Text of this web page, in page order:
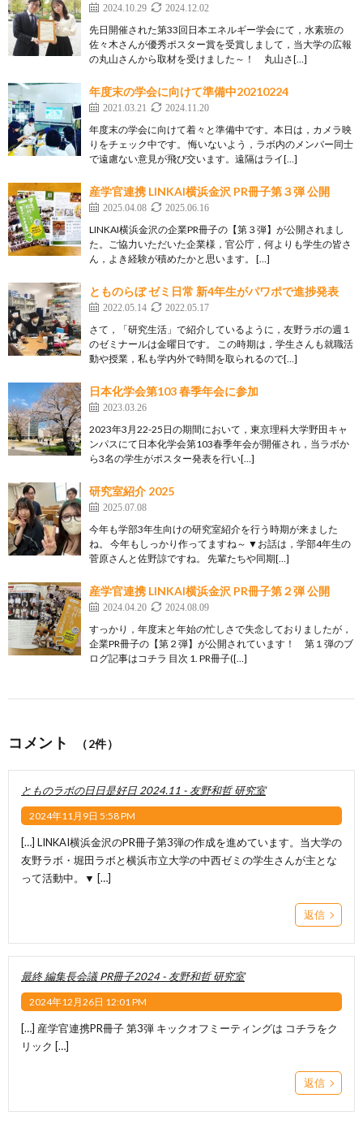
2024.10.29 2024.12.02
先日開催された第33回日本エネルギー学会にて，水素班の
佐々木さんが優秀ポスター賞を受賞しまして，当大学の広報
の丸山さんから取材を受けました～！ 丸山さ[…]
年度末の学会に向けて準備中20210224
2021.03.21 2024.11.20
年度末の学会に向けて着々と準備中です。本日は，カメラ映
りをチェック中です。 悔いないよう，ラボ内のメンバー同士
で遠慮ない意見が飛び交います。遠隔はライ[…]
産学官連携 LINKAI横浜金沢 PR冊子第３弾 公開
2025.04.08 2025.06.16
LINKAI横浜金沢の企業PR冊子の【第３弾】が公開されまし
た。ご協力いただいた企業様，官公庁，何よりも学生の皆さ
ん，よき経験が積めたかと思います。 […]
とものらぼ ゼミ日常 新4年生がパワポで進捗発表
2022.05.14 2022.05.17
さて，「研究生活」で紹介しているように，友野ラボの週１
のゼミナールは金曜日です。 この時期は，学生さんも就職活
動や授業，私も学内外で時間を取られるので[…]
日本化学会第103 春季年会に参加
2023.03.26
2023年3月22-25日の期間において，東京理科大学野田キャ
ンパスにて日本化学会第103春季年会が開催され，当ラボか
ら3名の学生がポスター発表を行い[…]
研究室紹介 2025
2025.07.08
今年も学部3年生向けの研究室紹介を行う時期が来ました
ね。 今年もしっかり作ってますね～ ▼お話は，学部4年生の
菅原さんと佐野諒ですね。 先輩たちや同期[…]
産学官連携 LINKAI横浜金沢 PR冊子第２弾 公開
2024.04.20 2024.08.09
すっかり，年度末と年始の忙しさで失念しておりましたが，
企業PR冊子の【第２弾】が公開されています！ 第１弾のブ
ログ記事はコチラ 目次 1. PR冊子([…]
コメント （2件）
とものラボの日日是好日 2024.11 - 友野和哲 研究室
2024年11月9日 5:58 PM
[…] LINKAI横浜金沢のPR冊子第3弾の作成を進めています。当大学の
友野ラボ・堀田ラボと横浜市立大学の中西ゼミの学生さんが主とな
って活動中。▼ […]
返信
最終 編集長会議 PR冊子2024 - 友野和哲 研究室
2024年12月26日 12:01 PM
[…] 産学官連携PR冊子 第3弾 キックオフミーティングは コチラをク
リック […]
返信